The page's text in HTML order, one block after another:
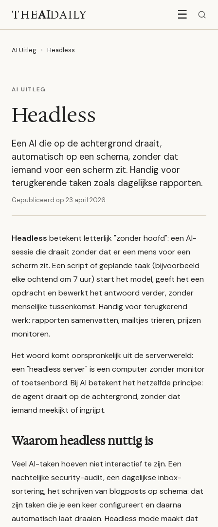
THEAIDAILY ☰
AI Uitleg › Headless
AI UITLEG
Headless
Een AI die op de achtergrond draait,
automatisch op een schema, zonder dat
iemand voor een scherm zit. Handig voor
terugkerende taken zoals dagelijkse rapporten.
Gepubliceerd op 23 april 2026
Headless betekent letterlijk "zonder hoofd": een AI-
sessie die draait zonder dat er een mens voor een
scherm zit. Een script of geplande taak (bijvoorbeeld
elke ochtend om 7 uur) start het model, geeft het een
opdracht en bewerkt het antwoord verder, zonder
menselijke tussenkomst. Handig voor terugkerend
werk: rapporten samenvatten, mailtjes triëren, prijzen
monitoren.
Het woord komt oorspronkelijk uit de serverwereld:
een "headless server" is een computer zonder monitor
of toetsenbord. Bij AI betekent het hetzelfde principe:
de agent draait op de achtergrond, zonder dat
iemand meekijkt of ingrijpt.
Waarom headless nuttig is
Veel AI-taken hoeven niet interactief te zijn. Een
nachtelijke security-audit, een dagelijkse inbox-
sortering, het schrijven van blogposts op schema: dat
zijn taken die je een keer configureert en daarna
automatisch laat draaien. Headless mode maakt dat